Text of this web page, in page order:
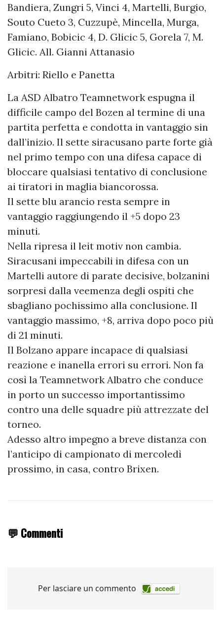
Bandiera, Zungri 5, Vinci 4, Martelli, Burgio,
Souto Cueto 3, Cuzzupè, Mincella, Murga,
Famiano, Bobicic 4, D. Glicic 5, Gorela 7, M.
Glicic. All. Gianni Attanasio
Arbitri: Riello e Panetta
La ASD Albatro Teamnetwork espugna il
difficile campo del Bozen al termine di una
partita perfetta e condotta in vantaggio sin
dall’inizio. Il sette siracusano parte forte già
nel primo tempo con una difesa capace di
bloccare qualsiasi tentativo di conclusione
ai tiratori in maglia biancorossa.
Il sette blu arancio resta sempre in
vantaggio raggiungendo il +5 dopo 23
minuti.
Nella ripresa il leit motiv non cambia.
Siracusani impeccabili in difesa con un
Martelli autore di parate decisive, bolzanini
sorpresi dalla veemenza degli ospiti che
sbagliano pochissimo alla conclusione. Il
vantaggio massimo, +8, arriva dopo poco più
di 21 minuti.
Il Bolzano appare incapace di qualsiasi
reazione e inanella errori su errori. Non fa
così la Teamnetwork Albatro che conduce
in porto un successo importantissimo
contro una delle squadre più attrezzate del
torneo.
Adesso altro impegno a breve distanza con
l’anticipo di campionato di mercoledì
prossimo, in casa, contro Brixen.
💬 Commenti